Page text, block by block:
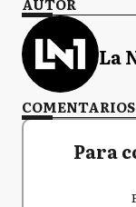
La
COMENTARIOS
Para